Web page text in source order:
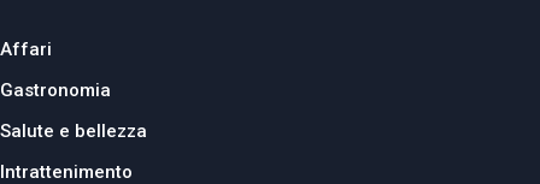
Affari
Gastronomia
Salute e bellezza
Intrattenimento